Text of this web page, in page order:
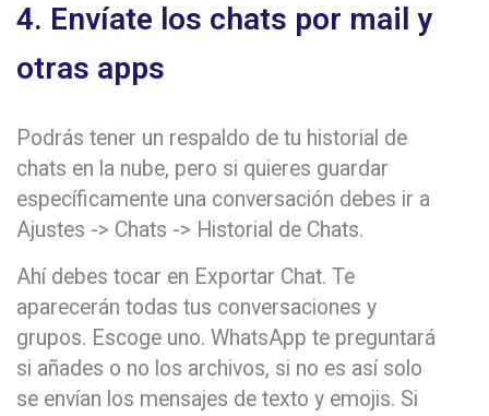
4. Envíate los chats por mail y
otras apps
Podrás tener un respaldo de tu historial de
chats en la nube, pero si quieres guardar
específicamente una conversación debes ir a
Ajustes -> Chats -> Historial de Chats.
Ahí debes tocar en Exportar Chat. Te
aparecerán todas tus conversaciones y
grupos. Escoge uno. WhatsApp te preguntará
si añades o no los archivos, si no es así solo
se envían los mensajes de texto y emojis. Si